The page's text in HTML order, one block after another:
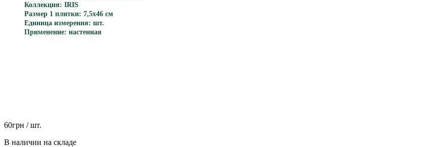
Коллекция: IRIS
Размер 1 плитки: 7,5x46 cм
Единица измерения: шт.
Применение: настенная
60грн / шт.
В наличии на складе